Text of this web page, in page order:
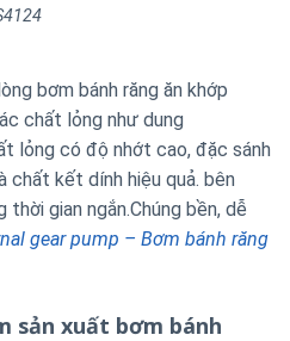
bơm bánh răng ăn khớp
chất lỏng như dung
lỏng có độ nhớt cao, đặc sánh
chất kết dính hiệu quả. bên
gian ngắn.Chúng bền, dễ
gear pump – Bơm bánh răng
sản xuất bơm bánh